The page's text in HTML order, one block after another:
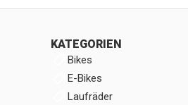
KATEGORIEN
Bikes
E-Bikes
Laufräder